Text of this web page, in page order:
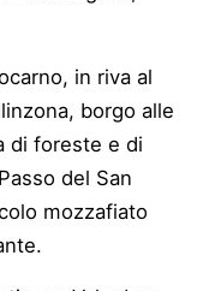
in riva al
borgo alle
di foreste e di
del San
mozzafiato